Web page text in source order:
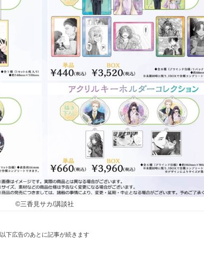
©三香見サカ/講談社
以下広告のあとに記事が続きます